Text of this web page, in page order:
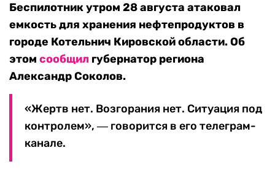
Беспилотник утром 28 августа атаковал
емкость для хранения нефтепродуктов в
городе Котельнич Кировской области. Об
этом сообщил губернатор региона
Александр Соколов.
«Жертв нет. Возгорания нет. Ситуация под
контролем», ― говорится в его телеграм-
канале.